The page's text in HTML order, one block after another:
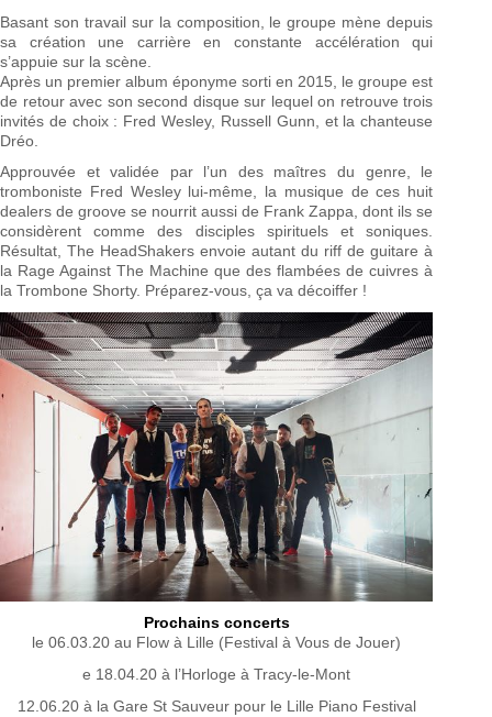
Basant son travail sur la composition, le groupe mène depuis
sa création une carrière en constante accélération qui
s’appuie sur la scène.
Après un premier album éponyme sorti en 2015, le groupe est
de retour avec son second disque sur lequel on retrouve trois
invités de choix : Fred Wesley, Russell Gunn, et la chanteuse
Dréo.
Approuvée et validée par l’un des maîtres du genre, le
tromboniste Fred Wesley lui-même, la musique de ces huit
dealers de groove se nourrit aussi de Frank Zappa, dont ils se
considèrent comme des disciples spirituels et soniques.
Résultat, The HeadShakers envoie autant du riff de guitare à
la Rage Against The Machine que des flambées de cuivres à
la Trombone Shorty. Préparez-vous, ça va décoiffer !
Prochains concerts
le 06.03.20 au Flow à Lille (Festival à Vous de Jouer)
e 18.04.20 à l’Horloge à Tracy-le-Mont
12.06.20 à la Gare St Sauveur pour le Lille Piano Festival